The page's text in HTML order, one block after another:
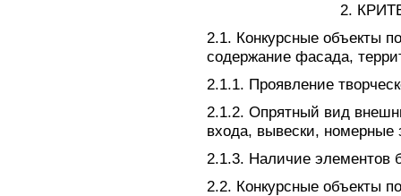
2.
2.1. Конкурсные объекты
содержание фасада,
2.1.1. Проявление
2.1.2. Опрятный вид
входа, вывески,
2.1.3. Наличие элементов
2.2. Конкурсные объекты